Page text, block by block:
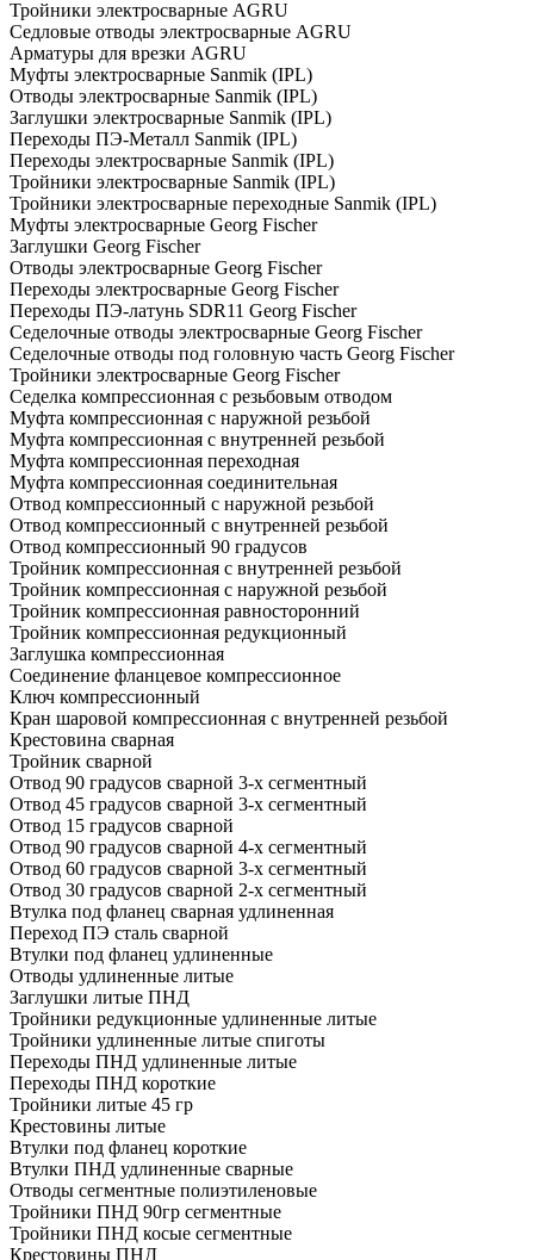
Тройники электросварные AGRU
Седловые отводы электросварные AGRU
Арматуры для врезки AGRU
Муфты электросварные Sanmik (IPL)
Отводы электросварные Sanmik (IPL)
Заглушки электросварные Sanmik (IPL)
Переходы ПЭ-Металл Sanmik (IPL)
Переходы электросварные Sanmik (IPL)
Тройники электросварные Sanmik (IPL)
Тройники электросварные переходные Sanmik (IPL)
Муфты электросварные Georg Fischer
Заглушки Georg Fischer
Отводы электросварные Georg Fischer
Переходы электросварные Georg Fischer
Переходы ПЭ-латунь SDR11 Georg Fischer
Седелочные отводы электросварные Georg Fischer
Седелочные отводы под головную часть Georg Fischer
Тройники электросварные Georg Fischer
Седелка компрессионная с резьбовым отводом
Муфта компрессионная с наружной резьбой
Муфта компрессионная с внутренней резьбой
Муфта компрессионная переходная
Муфта компрессионная соединительная
Отвод компрессионный с наружной резьбой
Отвод компрессионный с внутренней резьбой
Отвод компрессионный 90 градусов
Тройник компрессионная с внутренней резьбой
Тройник компрессионная с наружной резьбой
Тройник компрессионная равносторонний
Тройник компрессионная редукционный
Заглушка компрессионная
Соединение фланцевое компрессионное
Ключ компрессионный
Кран шаровой компрессионная с внутренней резьбой
Крестовина сварная
Тройник сварной
Отвод 90 градусов сварной 3-х сегментный
Отвод 45 градусов сварной 3-х сегментный
Отвод 15 градусов сварной
Отвод 90 градусов сварной 4-х сегментный
Отвод 60 градусов сварной 3-х сегментный
Отвод 30 градусов сварной 2-х сегментный
Втулка под фланец сварная удлиненная
Переход ПЭ сталь сварной
Втулки под фланец удлиненные
Отводы удлиненные литые
Заглушки литые ПНД
Тройники редукционные удлиненные литые
Тройники удлиненные литые спиготы
Переходы ПНД удлиненные литые
Переходы ПНД короткие
Тройники литые 45 гр
Крестовины литые
Втулки под фланец короткие
Втулки ПНД удлиненные сварные
Отводы сегментные полиэтиленовые
Тройники ПНД 90гр сегментные
Тройники ПНД косые сегментные
Крестовины ПНД